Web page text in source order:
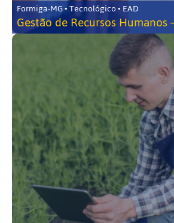
Formiga-MG • Tecnológico • EAD
Gestão de Recursos Humanos